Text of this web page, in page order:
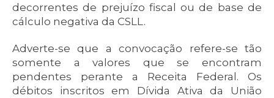
decorrentes de prejuízo fiscal ou de base de
cálculo negativa da CSLL.
Adverte-se que a convocação refere-se tão
somente a valores que se encontram
pendentes perante a Receita Federal. Os
débitos inscritos em Dívida Ativa da União